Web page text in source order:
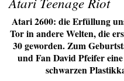
Atari 2600: die Erfüllung
Tor in andere Welten, die
30 geworden. Zum
und Fan David Pfeifer
schwarzen